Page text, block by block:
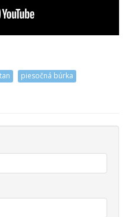
piesočná búrka